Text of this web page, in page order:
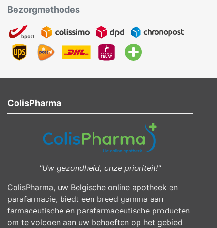
Bezorgmethodes
ColisPharma
"Uw gezondheid, onze prioriteit!"
ColisPharma, uw Belgische online apotheek en
parafarmacie, biedt een breed gamma aan
farmaceutische en parafarmaceutische producten
om te voldoen aan uw behoeften op het gebied